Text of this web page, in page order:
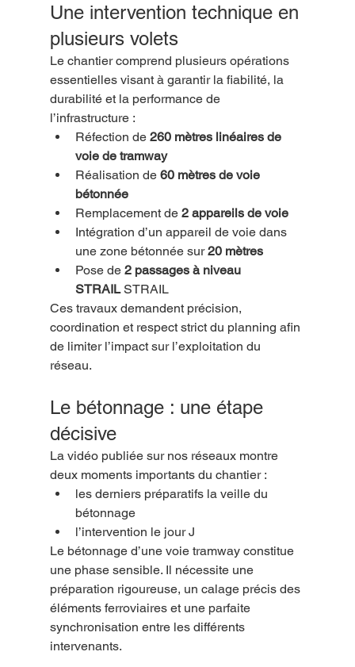
Une intervention technique en
plusieurs volets
Le chantier comprend plusieurs opérations
essentielles visant à garantir la fiabilité, la
durabilité et la performance de
l’infrastructure :
Réfection de 260 mètres linéaires de
voie de tramway
Réalisation de 60 mètres de voie
bétonnée
Remplacement de 2 appareils de voie
Intégration d’un appareil de voie dans
une zone bétonnée sur 20 mètres
Pose de 2 passages à niveau
STRAIL STRAIL
Ces travaux demandent précision,
coordination et respect strict du planning afin
de limiter l’impact sur l’exploitation du
réseau.
Le bétonnage : une étape
décisive
La vidéo publiée sur nos réseaux montre
deux moments importants du chantier :
les derniers préparatifs la veille du
bétonnage
l’intervention le jour J
Le bétonnage d’une voie tramway constitue
une phase sensible. Il nécessite une
préparation rigoureuse, un calage précis des
éléments ferroviaires et une parfaite
synchronisation entre les différents
intervenants.